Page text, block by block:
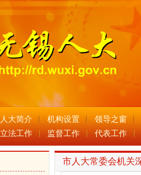
人大简介 机构设置
领导之窗
立法工作
监督工作 代表工作
市人大常委会机关